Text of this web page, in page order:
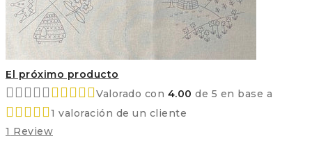
El próximo producto
Valorado con 4.00 de 5 en base a
1 valoración de un cliente
1 Review